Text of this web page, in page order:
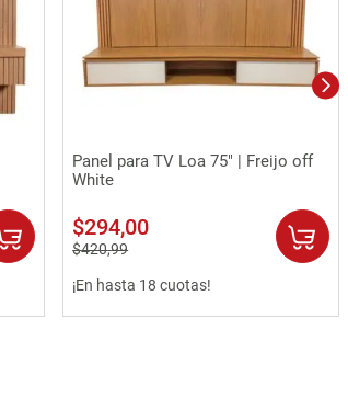
Vista rápida
Panel para TV Loa 75" | Freijo off
White
$294,00
$420,99
¡En hasta 18 cuotas!